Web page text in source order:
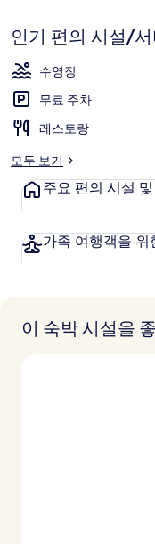
갤
리
기
인기 편의 시설/
수영장
무료 주차
레스토랑
모두 보기
주요 편의 시설
가족 여행객을 위
이 숙박 시설을